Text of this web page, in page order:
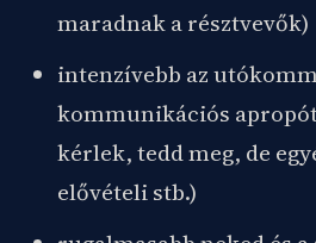
maradnak a résztvevők)
intenzívebb az
kommunikációs
kérlek, tedd meg, de
elővételi stb.)